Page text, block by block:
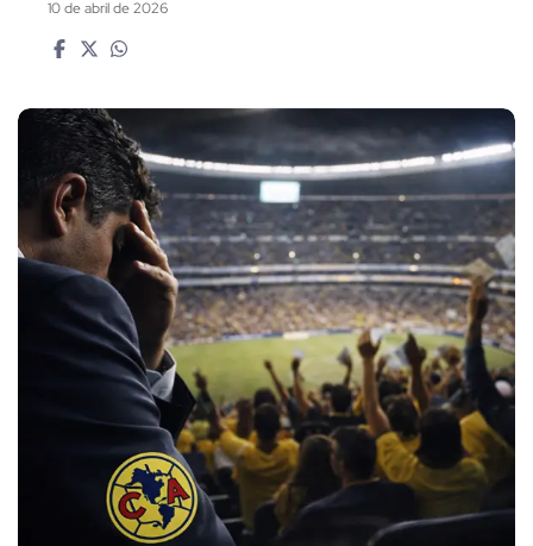
10 de abril de 2026